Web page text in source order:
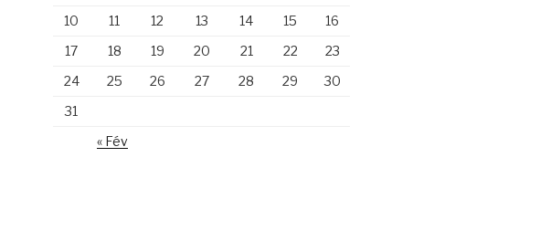
10
11 12 13 14 15
16
17
18 19 20 21 22
23
24
25 26 27 28 29
30
31
« Fév